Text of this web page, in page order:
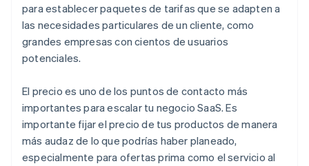
para establecer paquetes de tarifas que se adapten a
las necesidades particulares de un cliente, como
grandes empresas con cientos de usuarios
potenciales.
El precio es uno de los puntos de contacto más
importantes para escalar tu negocio SaaS. Es
importante fijar el precio de tus productos de manera
más audaz de lo que podrías haber planeado,
especialmente para ofertas prima como el servicio al